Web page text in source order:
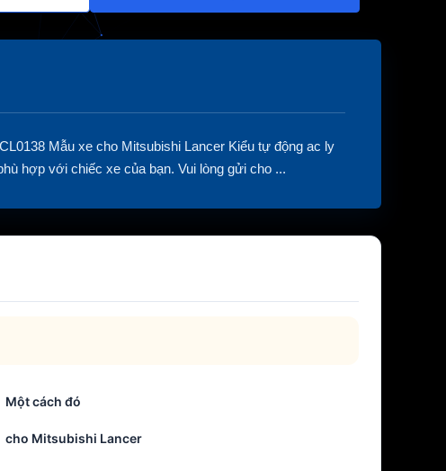
Mẫu xe cho Mitsubishi Lancer Kiểu tự động ac ly
hợp với chiếc xe của bạn. Vui lòng gửi cho ...
Một cách đó
cho Mitsubishi Lancer